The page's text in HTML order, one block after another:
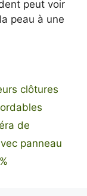
peut voir
peau à une
clôtures
de
panneau